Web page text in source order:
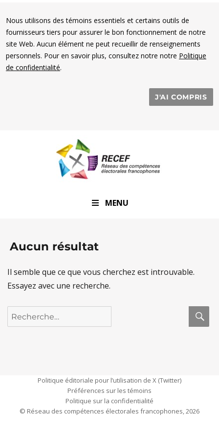
Nous utilisons des témoins essentiels et certains outils de
fournisseurs tiers pour assurer le bon fonctionnement de notre
site Web. Aucun élément ne peut recueillir de renseignements
personnels. Pour en savoir plus, consultez notre notre Politique
de confidentialité.
J'AI COMPRIS
Aucun résultat
Il semble que ce que vous cherchez est introuvable.
Essayez avec une recherche.
Recherche
pour :
MENU
Politique éditoriale pour l’utilisation de X (Twitter)
Préférences sur les témoins
Politique sur la confidentialité
© Réseau des compétences électorales francophones, 2026